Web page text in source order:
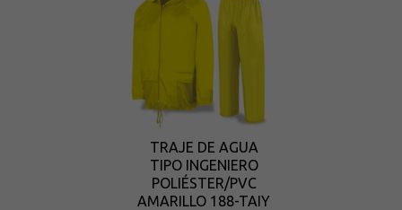
TRAJE DE AGUA
TIPO INGENIERO
POLIÉSTER/PVC
AMARILLO 188-TAIY